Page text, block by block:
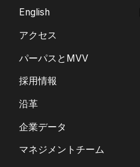
English
アクセス
パーパスとMVV
採用情報
沿革
企業データ
マネジメントチーム